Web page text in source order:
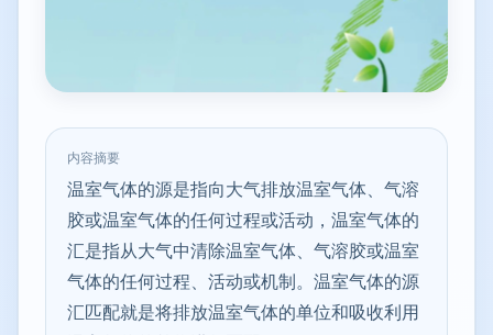
内容摘要
温室气体的源是指向大气排放温室气体、气溶
胶或温室气体的任何过程或活动，温室气体的
汇是指从大气中清除温室气体、气溶胶或温室
气体的任何过程、活动或机制。温室气体的源
汇匹配就是将排放温室气体的单位和吸收利用